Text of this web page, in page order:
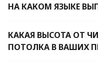
НА КАКОМ ЯЗЫКЕ
КАКАЯ ВЫСОТА ОТ
ПОТОЛКА В ВАШИХ